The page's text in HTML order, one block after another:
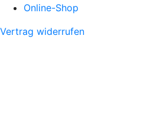
Online-Shop
Vertrag widerrufen